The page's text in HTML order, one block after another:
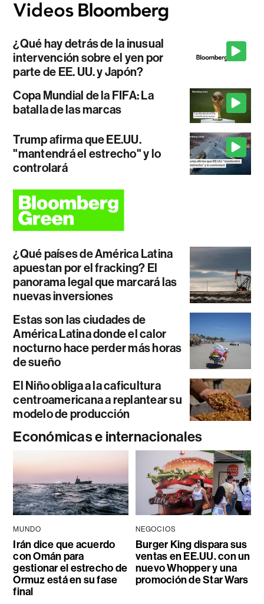
¿Qué hay detrás de la inusual
intervención sobre el yen por
parte de EE. UU. y Japón?
Copa Mundial de la FIFA: La
batalla de las marcas
Trump afirma que EE.UU.
"mantendrá el estrecho" y lo
controlará
¿Qué países de América Latina
apuestan por el fracking? El
panorama legal que marcará las
nuevas inversiones
Estas son las ciudades de
América Latina donde el calor
nocturno hace perder más horas
de sueño
El Niño obliga a la caficultura
centroamericana a replantear su
modelo de producción
Económicas e internacionales
MUNDO
Irán dice que acuerdo
con Omán para
gestionar el estrecho de
Ormuz está en su fase
final
NEGOCIOS
Burger King dispara sus
ventas en EE.UU. con un
nuevo Whopper y una
promoción de Star Wars